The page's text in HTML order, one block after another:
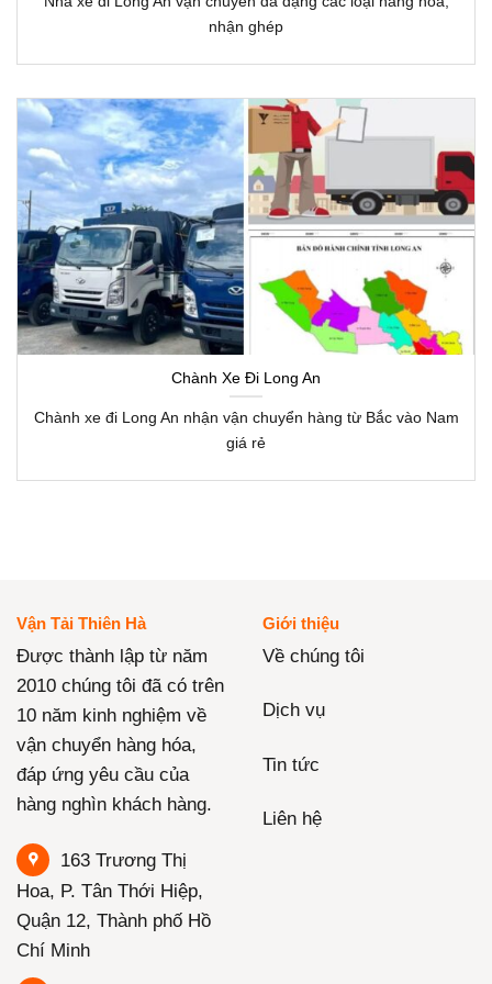
nhận ghép
Chành Xe Đi Long An
Chành xe đi Long An nhận vận chuyển hàng từ Bắc vào Nam
giá rẻ
Vận Tải Thiên Hà
Được thành lập từ năm
2010 chúng tôi đã có trên
10 năm kinh nghiệm về
vận chuyển hàng hóa,
đáp ứng yêu cầu của
hàng nghìn khách hàng.
163 Trương Thị
Hoa, P. Tân Thới Hiệp,
Quận 12, Thành phố Hồ
Chí Minh
Giới thiệu
Về chúng tôi
Dịch vụ
Tin tức
Liên hệ